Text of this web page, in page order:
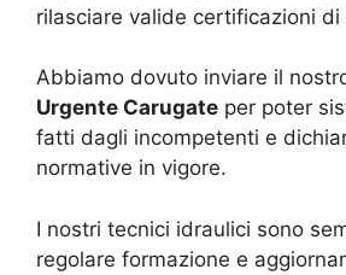
rilasciare valide certificazioni di
Abbiamo dovuto inviare il
Urgente Carugate per poter
fatti dagli incompetenti e
normative in vigore.
I nostri tecnici idraulici sono
regolare formazione e